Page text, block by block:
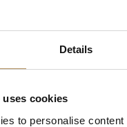
Details
cookies
to personalise content
does "LUXOS Arts Certified
credentials does the LUXOS